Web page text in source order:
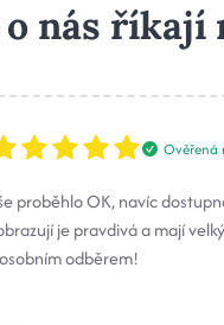
o nás říkají
Ověřená
proběhlo OK, navíc
je pravdivá a mají
odběrem!